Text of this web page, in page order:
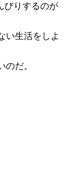
びりするのが
い生活をしよ
だ。